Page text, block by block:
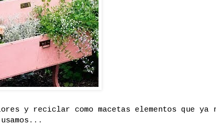
y reciclar como macetas elementos que ya
usamos...